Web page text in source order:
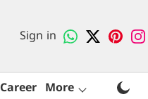
Sign in
Career More